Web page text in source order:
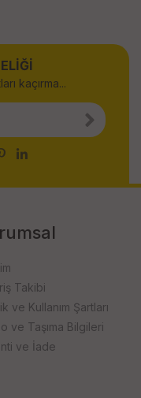
kaçırma...
Takibi
ve Kullanım Şartları
ve Taşıma Bilgileri
ve İade